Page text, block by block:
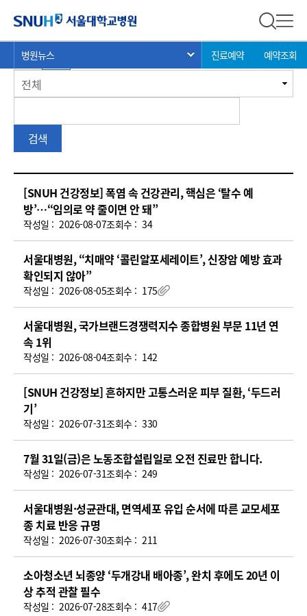
전체 검
현
재
위
치:
병원뉴스 서브 메뉴 목록 열기
진료예약 예약조회
병원뉴스
갤러리 형식으로 보기 총 게시물:4429
게
시
검
전체
검색
호,
제
목,
성
일,
조
회
수,
파
일)
[SNUH 건강정보] 폭염 속 건강관리, 핵심은 ‘탈수 예
방’…“임의로 약 줄이면 안 돼”
작성일 : 2026-08-07조회수 : 34
서울대병원, “치매약 ‘콜린알포세레이트’, 신장암 예방 효과
확인되지 않아”
작성일 : 2026-08-05조회수 : 175 첨부파일
서울대병원, 국가브랜드경쟁력지수 종합병원 부문 11년 연
속 1위
작성일 : 2026-08-04조회수 : 142
[SNUH 건강정보] 흔하지만 고통스러운 피부 질환, ‘두드러
기’
작성일 : 2026-07-31조회수 : 330
7월 31일(금)은 노동조합설립일로 오전 진료만 합니다.
작성일 : 2026-07-31조회수 : 249
서울대병원·성균관대, 면역세포 유입 순서에 따른 교모세포
종 치료 반응 규명
작성일 : 2026-07-30조회수 : 211
소아청소년 뇌종양 ‘두개강내 배아종’, 완치 후에도 20년 이
상 추적 관찰 필수
작성일 : 2026-07-28조회수 : 417 첨부파일